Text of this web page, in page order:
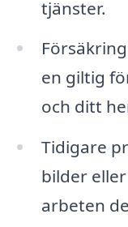
tjänster.
en giltig
och ditt
Tidigare
bilder
arbeten